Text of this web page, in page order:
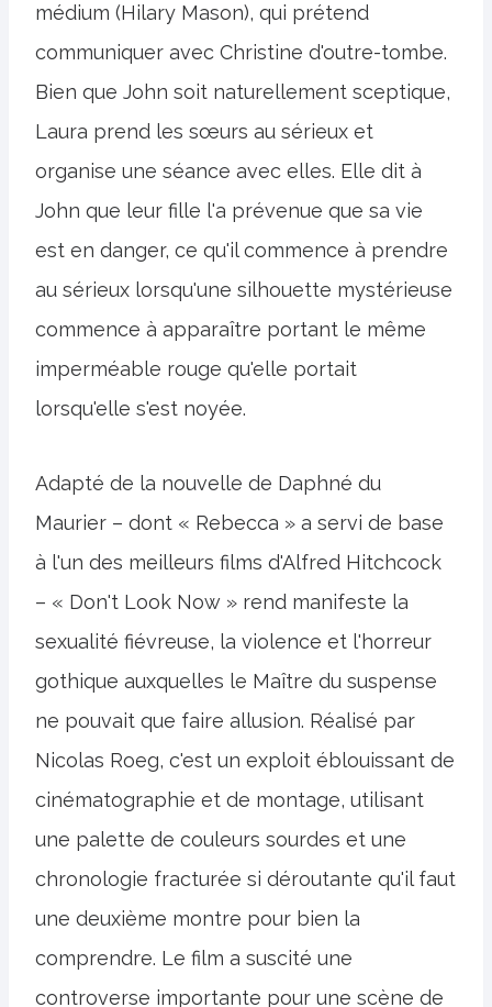
médium (Hilary Mason), qui prétend
communiquer avec Christine d'outre-tombe.
Bien que John soit naturellement sceptique,
Laura prend les sœurs au sérieux et
organise une séance avec elles. Elle dit à
John que leur fille l'a prévenue que sa vie
est en danger, ce qu'il commence à prendre
au sérieux lorsqu'une silhouette mystérieuse
commence à apparaître portant le même
imperméable rouge qu'elle portait
lorsqu'elle s'est noyée.
Adapté de la nouvelle de Daphné du
Maurier – dont « Rebecca » a servi de base
à l'un des meilleurs films d'Alfred Hitchcock
– « Don't Look Now » rend manifeste la
sexualité fiévreuse, la violence et l'horreur
gothique auxquelles le Maître du suspense
ne pouvait que faire allusion. Réalisé par
Nicolas Roeg, c'est un exploit éblouissant de
cinématographie et de montage, utilisant
une palette de couleurs sourdes et une
chronologie fracturée si déroutante qu'il faut
une deuxième montre pour bien la
comprendre. Le film a suscité une
controverse importante pour une scène de